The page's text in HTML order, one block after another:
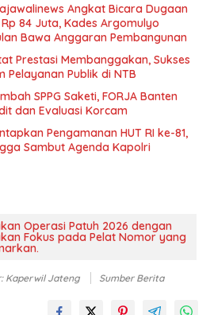
Angkat Bicara Dugaan
84 Juta, Kades Argomulyo
Bawa Anggaran Pembangunan
Prestasi Membanggakan, Sukses
Pelayanan Publik di NTB
SPPG Saketi, FORJA Banten
dan Evaluasi Korcam
Pengamanan HUT RI ke-81,
Sambut Agenda Kapolri
Operasi Patuh 2026 dengan
Fokus pada Pelat Nomor yang
Kaperwil Jateng Sumber Berita